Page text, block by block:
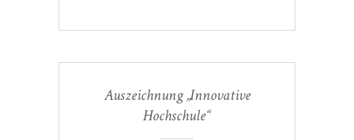
Auszeichnung „Innovative
Hochschule“